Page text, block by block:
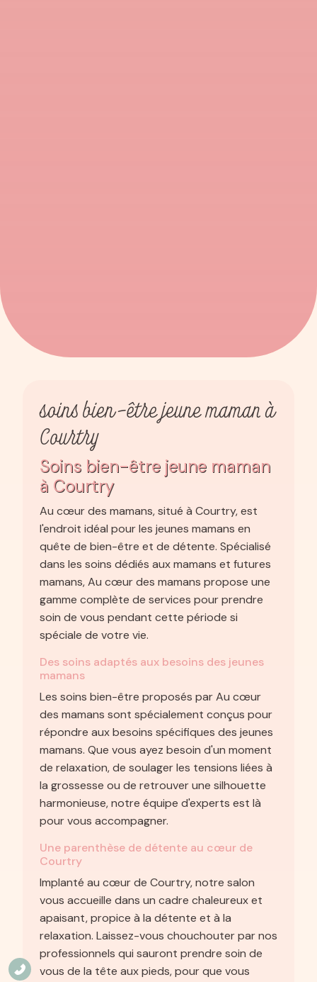
soins bien-être jeune maman à
Courtry
Soins bien-être jeune maman
à Courtry
Au cœur des mamans, situé à Courtry, est
l'endroit idéal pour les jeunes mamans en
quête de bien-être et de détente. Spécialisé
dans les soins dédiés aux mamans et futures
mamans, Au cœur des mamans propose une
gamme complète de services pour prendre
soin de vous pendant cette période si
spéciale de votre vie.
Des soins adaptés aux besoins des jeunes
mamans
Les soins bien-être proposés par Au cœur
des mamans sont spécialement conçus pour
répondre aux besoins spécifiques des jeunes
mamans. Que vous ayez besoin d'un moment
de relaxation, de soulager les tensions liées à
la grossesse ou de retrouver une silhouette
harmonieuse, notre équipe d'experts est là
pour vous accompagner.
Une parenthèse de détente au cœur de
Courtry
Implanté au cœur de Courtry, notre salon
vous accueille dans un cadre chaleureux et
apaisant, propice à la détente et à la
relaxation. Laissez-vous chouchouter par nos
professionnels qui sauront prendre soin de
vous de la tête aux pieds, pour que vous